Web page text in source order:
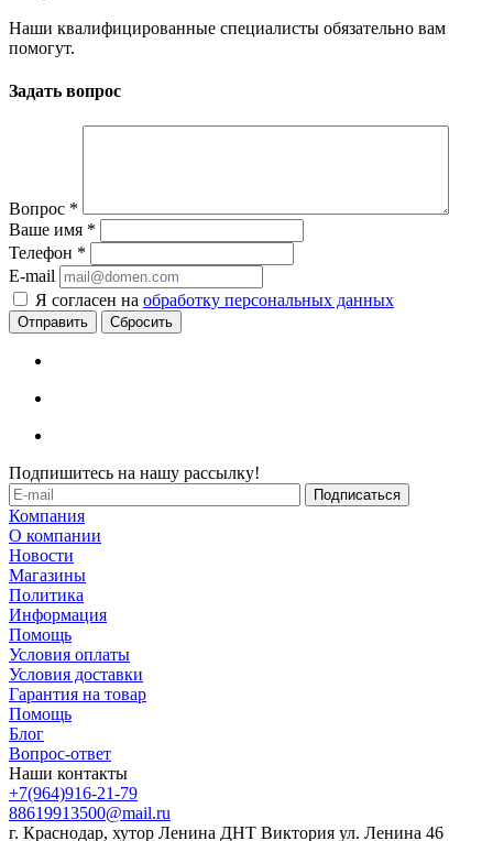
Наши квалифицированные специалисты обязательно вам
помогут.
Задать вопрос
Вопрос *
Ваше имя *
Телефон *
E-mail
Я согласен на обработку персональных данных
Сбросить
Подпишитесь на нашу рассылку!
Компания
О компании
Новости
Магазины
Политика
Информация
Помощь
Условия оплаты
Условия доставки
Гарантия на товар
Помощь
Блог
Вопрос-ответ
Наши контакты
+7(964)916-21-79
88619913500@mail.ru
г. Краснодар, хутор Ленина ДНТ Виктория ул. Ленина 46